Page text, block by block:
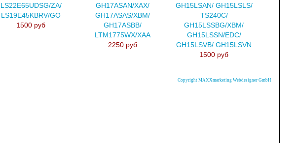
LS22E65UDSG/ZA/
LS19E45KBRV/GO
1500 руб
GH17ASAN/XAX/
GH17ASAS/XBM/
GH17ASBB/
LTM1775WX/XAA
2250 руб
GH15LSAN/ GH15LSLS/
TS240C/
GH15LSSBG/XBM/
GH15LSSN/EDC/
GH15LSVB/ GH15LSVN
1500 руб
Copyright MAXXmarketing Webdesigner GmbH